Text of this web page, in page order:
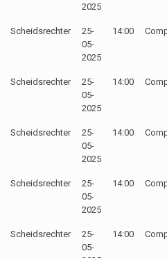
2025
Scheidsrechter
25-
05-
2025
14:00
Scheidsrechter
25-
05-
2025
14:00
Scheidsrechter
25-
05-
2025
14:00
Scheidsrechter
25-
05-
2025
14:00
Scheidsrechter
25-
05-
14:00